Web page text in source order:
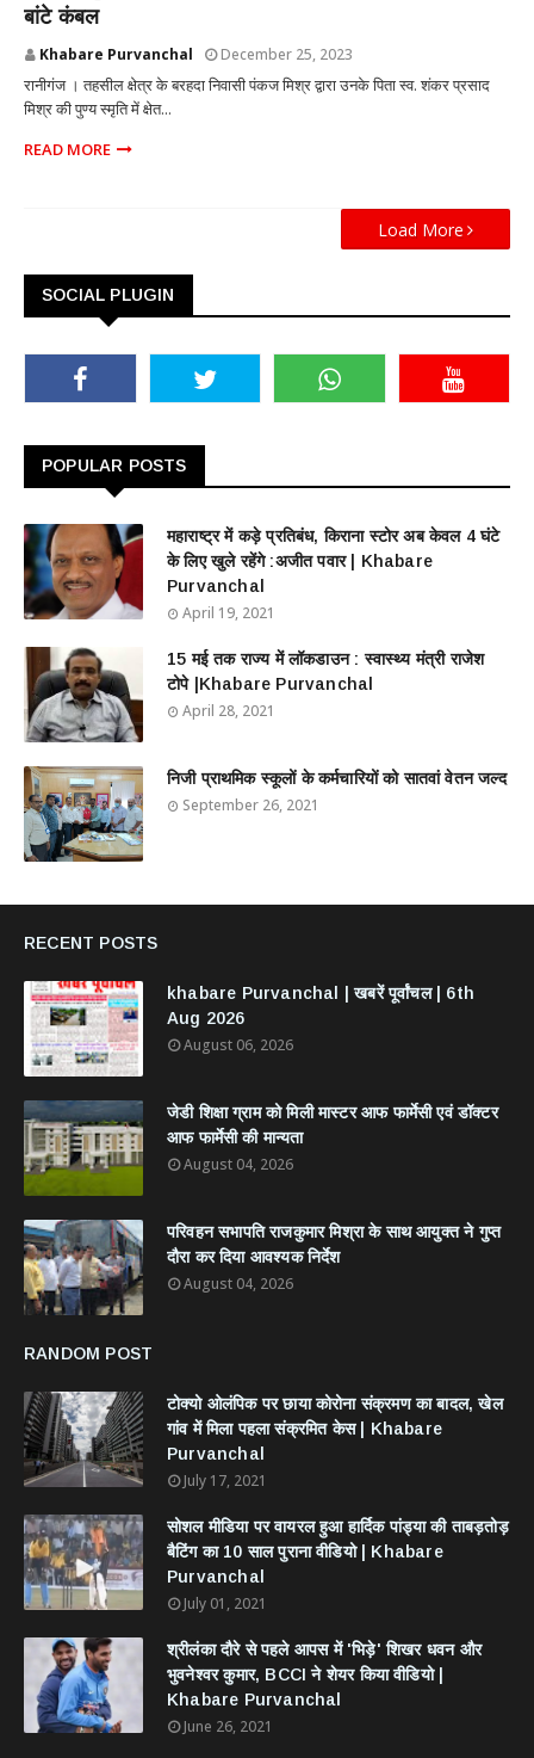
बांटे कंबल
Khabare Purvanchal December 25, 2023
रानीगंज । तहसील क्षेत्र के बरहदा निवासी पंकज मिश्र द्वारा उनके पिता स्व. शंकर प्रसाद
मिश्र की पुण्य स्मृति में क्षेत...
READ MORE
Load More
SOCIAL PLUGIN
POPULAR POSTS
महाराष्ट्र में कड़े प्रतिबंध, किराना स्टोर अब केवल 4 घंटे
के लिए खुले रहेंगे :अजीत पवार | Khabare
Purvanchal
April 19, 2021
15 मई तक राज्य में लॉकडाउन : स्वास्थ्य मंत्री राजेश
टोपे |Khabare Purvanchal
April 28, 2021
निजी प्राथमिक स्कूलों के कर्मचारियों को सातवां वेतन जल्द
September 26, 2021
RECENT POSTS
khabare Purvanchal | खबरें पूर्वांचल | 6th
Aug 2026
August 06, 2026
जेडी शिक्षा ग्राम को मिली मास्टर आफ फार्मेसी एवं डॉक्टर
आफ फार्मेसी की मान्यता
August 04, 2026
परिवहन सभापति राजकुमार मिश्रा के साथ आयुक्त ने गुप्त
दौरा कर दिया आवश्यक निर्देश
August 04, 2026
RANDOM POST
टोक्यो ओलंपिक पर छाया कोरोना संक्रमण का बादल, खेल
गांव में मिला पहला संक्रमित केस | Khabare
Purvanchal
July 17, 2021
सोशल मीडिया पर वायरल हुआ हार्दिक पांड्या की ताबड़तोड़
बैटिंग का 10 साल पुराना वीडियो | Khabare
Purvanchal
July 01, 2021
श्रीलंका दौरे से पहले आपस में 'भिड़े' शिखर धवन और
भुवनेश्वर कुमार, BCCI ने शेयर किया वीडियो |
Khabare Purvanchal
June 26, 2021